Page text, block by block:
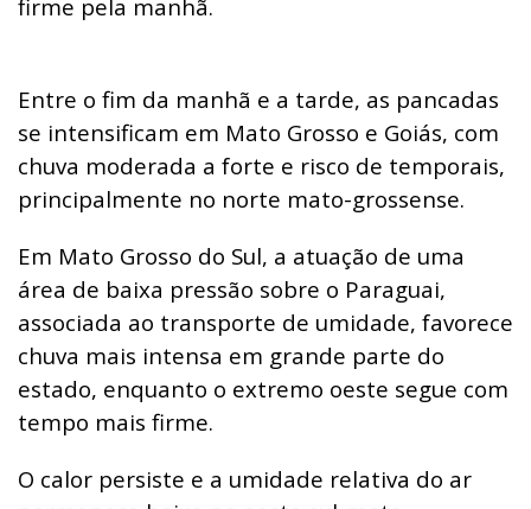
firme pela manhã.
Entre o fim da manhã e a tarde, as pancadas
se intensificam em Mato Grosso e Goiás, com
chuva moderada a forte e risco de temporais,
principalmente no norte mato-grossense.
Em Mato Grosso do Sul, a atuação de uma
área de baixa pressão sobre o Paraguai,
associada ao transporte de umidade, favorece
chuva mais intensa em grande parte do
estado, enquanto o extremo oeste segue com
tempo mais firme.
O calor persiste e a umidade relativa do ar